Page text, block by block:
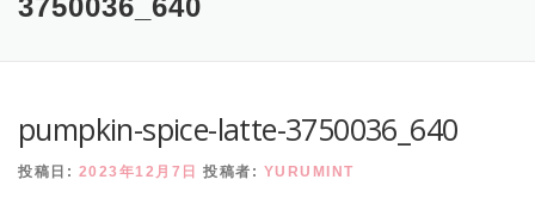
オンラインメニュー アクセス よくある質問
3750036_640
pumpkin-spice-latte-3750036_640
投稿日: 2023年12月7日 投稿者: YURUMINT